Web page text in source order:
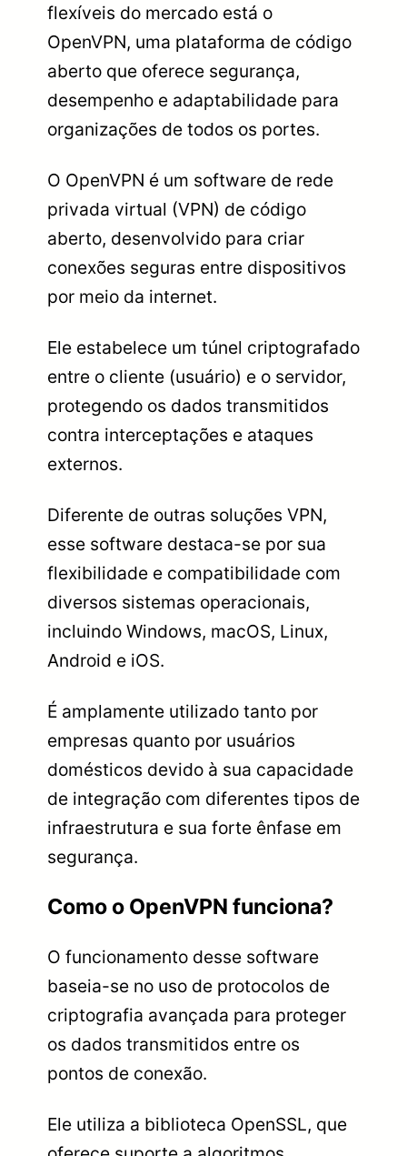
flexíveis do mercado está o
OpenVPN, uma plataforma de código
aberto que oferece segurança,
desempenho e adaptabilidade para
organizações de todos os portes.
O OpenVPN é um software de rede
privada virtual (VPN) de código
aberto, desenvolvido para criar
conexões seguras entre dispositivos
por meio da internet.
Ele estabelece um túnel criptografado
entre o cliente (usuário) e o servidor,
protegendo os dados transmitidos
contra interceptações e ataques
externos.
Diferente de outras soluções VPN,
esse software destaca-se por sua
flexibilidade e compatibilidade com
diversos sistemas operacionais,
incluindo Windows, macOS, Linux,
Android e iOS.
É amplamente utilizado tanto por
empresas quanto por usuários
domésticos devido à sua capacidade
de integração com diferentes tipos de
infraestrutura e sua forte ênfase em
segurança.
Como o OpenVPN funciona?
O funcionamento desse software
baseia-se no uso de protocolos de
criptografia avançada para proteger
os dados transmitidos entre os
pontos de conexão.
Ele utiliza a biblioteca OpenSSL, que